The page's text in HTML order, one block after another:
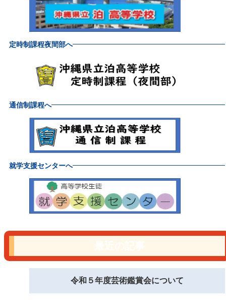
定時制課程夜間部へ
通信制課程へ
就学支援センターへ
令和５年度芸術鑑賞会について